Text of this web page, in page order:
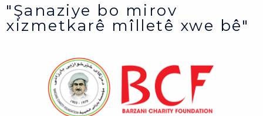
"Şanaziye bo mirov
xizmetkarê mîlletê xwe bê"